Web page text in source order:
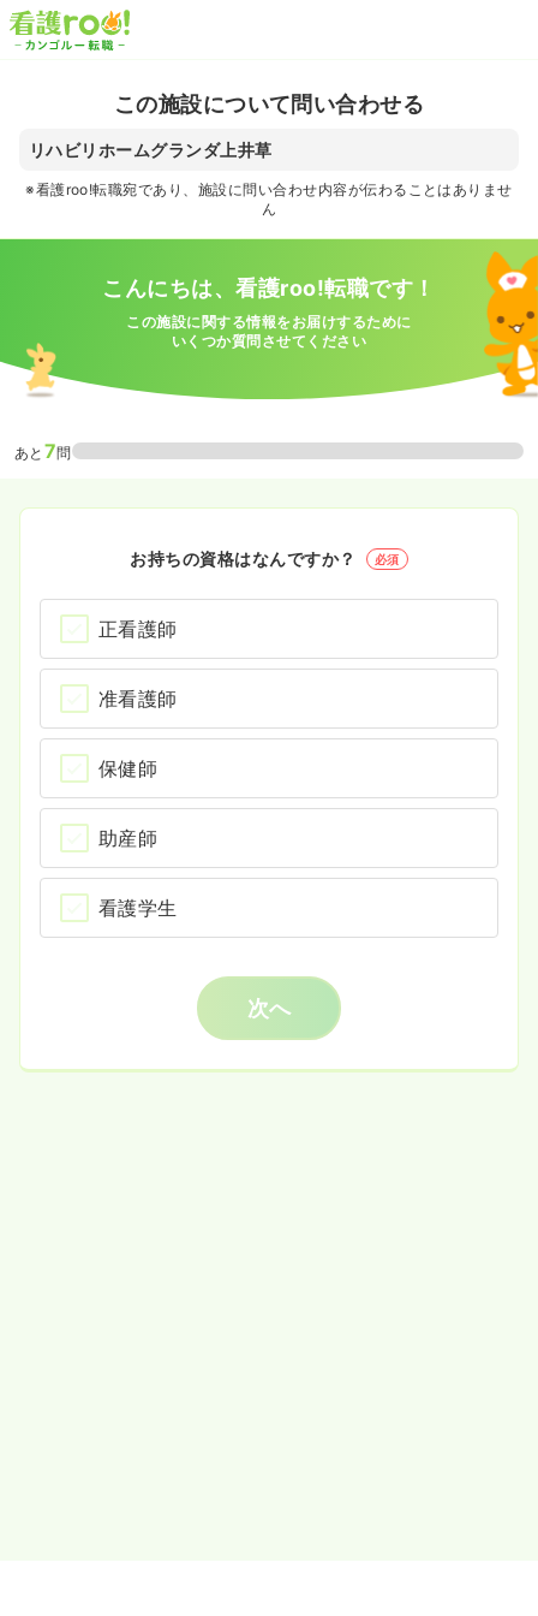
この施設について問い合わせる
リハビリホームグランダ上井草
※看護roo!転職宛であり、施設に問い合わせ内容が伝わることはありませ
ん
こんにちは、看護roo!転職です！
この施設に関する情報をお届けするために
いくつか質問させてください
あと 7問
お持ちの資格はなんですか？ 必須
正看護師
准看護師
保健師
助産師
看護学生
次へ